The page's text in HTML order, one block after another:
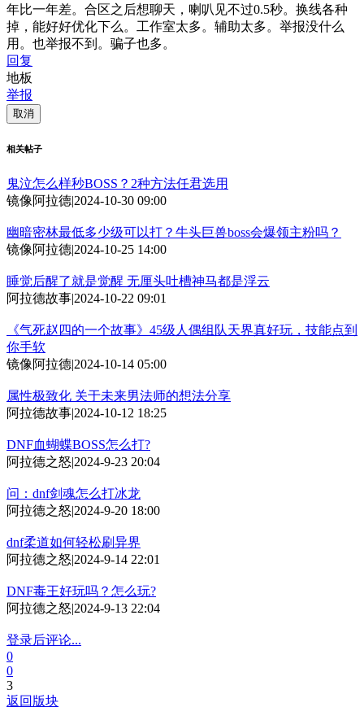
年比一年差。合区之后想聊天，喇叭见不过0.5秒。换线各种
掉，能好好优化下么。工作室太多。辅助太多。举报没什么
用。也举报不到。骗子也多。
回复
地板
举报
取消
相关帖子
鬼泣怎么样秒BOSS？2种方法任君选用
镜像阿拉德|2024-10-30 09:00
幽暗密林最低多少级可以打？牛头巨兽boss会爆领主粉吗？
镜像阿拉德|2024-10-25 14:00
睡觉后醒了就是觉醒 无厘头吐槽神马都是浮云
阿拉德故事|2024-10-22 09:01
《气死赵四的一个故事》45级人偶组队天界真好玩，技能点到
你手软
镜像阿拉德|2024-10-14 05:00
属性极致化 关于未来男法师的想法分享
阿拉德故事|2024-10-12 18:25
DNF血蝴蝶BOSS怎么打?
阿拉德之怒|2024-9-23 20:04
问：dnf剑魂怎么打冰龙
阿拉德之怒|2024-9-20 18:00
dnf柔道如何轻松刷异界
阿拉德之怒|2024-9-14 22:01
DNF毒王好玩吗？怎么玩?
阿拉德之怒|2024-9-13 22:04
登录后评论...
0
0
3
返回版块